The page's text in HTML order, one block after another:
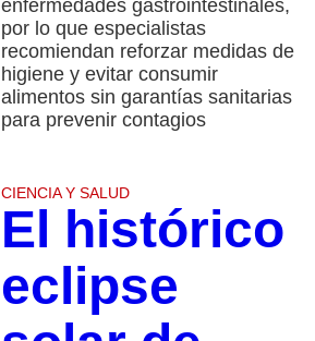
enfermedades gastrointestinales,
por lo que especialistas
recomiendan reforzar medidas de
higiene y evitar consumir
alimentos sin garantías sanitarias
para prevenir contagios
CIENCIA Y SALUD
El histórico
eclipse